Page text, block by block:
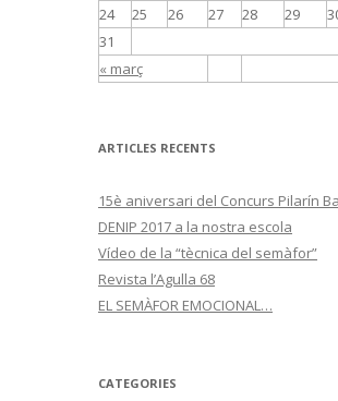
« març
24
25 26 27 28 29
31
ARTICLES RECENTS
15è aniversari del Concurs Pilarín
DENIP 2017 a la nostra escola
Vídeo de la “tècnica del semàfor”
Revista l’Agulla 68
EL SEMÀFOR EMOCIONAL…
CATEGORIES